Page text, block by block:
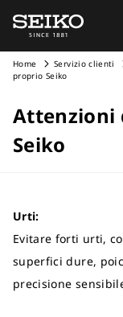
Home Servizio clienti
proprio Seiko
Attenzioni
Seiko
Urti:
Evitare forti urti,
superfici dure,
precisione